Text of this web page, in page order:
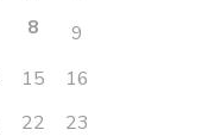
8
9
15
16
22
23